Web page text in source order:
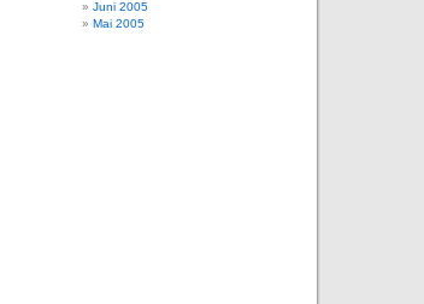
Juni 2005
Mai 2005